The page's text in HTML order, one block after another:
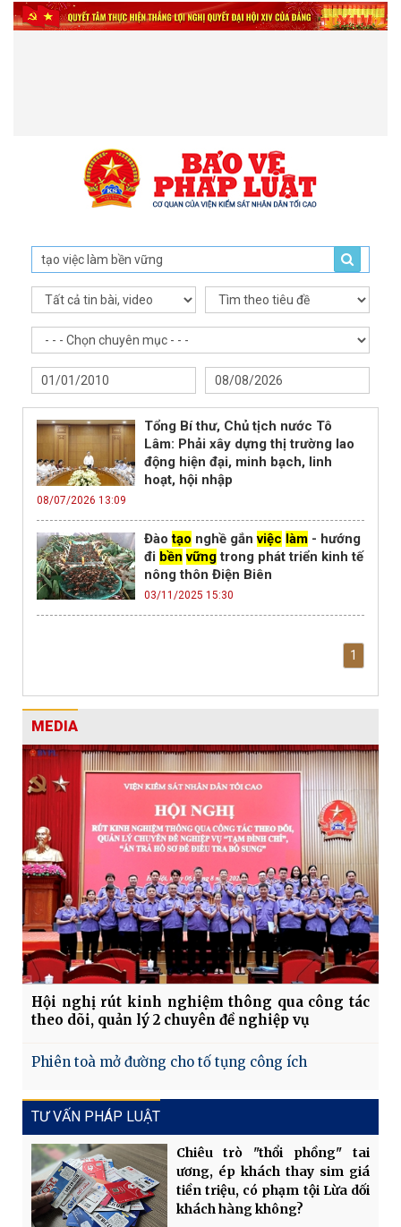
Tổng Bí thư, Chủ tịch nước Tô
Lâm: Phải xây dựng thị trường lao
động hiện đại, minh bạch, linh
hoạt, hội nhập
08/07/2026 13:09
Đàotạo nghề gắnviệc làm - hướng
đi bền vữngtrong phát triển kinh tế
nông thôn Điện Biên
03/11/2025 15:30
1
MEDIA
Hội nghị rút kinh nghiệm thông qua công tác
theo dõi, quản lý 2 chuyên đề nghiệp vụ
Phiên toà mở đường cho tố tụng công ích
TƯ VẤN PHÁP LUẬT
Chiêu trò "thổi phồng" tai
ương, ép khách thay sim giá
tiền triệu, có phạm tội Lừa dối
khách hàng không?